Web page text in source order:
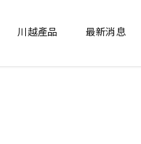
川越產品 最新消息